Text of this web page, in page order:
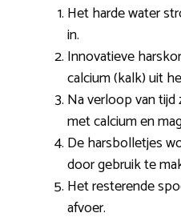
Het harde water
in.
Innovatieve
calcium (kalk) uit
Na verloop van
met calcium en
De harsbolletjes
door gebruik te
Het resterende
afvoer.